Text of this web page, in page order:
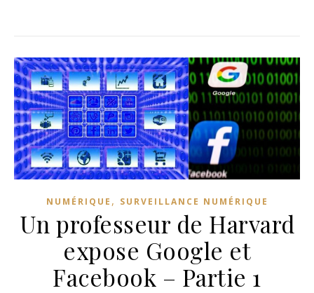
NUMÉRIQUE , SURVEILLANCE NUMÉRIQUE
Un professeur de Harvard
expose Google et
Facebook – Partie 1